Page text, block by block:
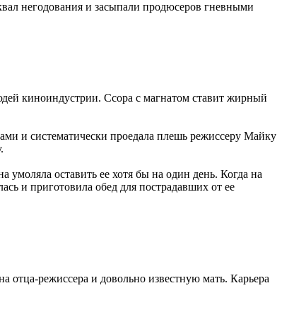
негодования и засыпали продюсеров гневными
киноиндустрии. Ссора с магнатом ставит жирный
и систематически проедала плешь режиссеру Майку
оставить ее хотя бы на один день. Когда на
и приготовила обед для пострадавших от ее
отца-режиссера и довольно известную мать. Карьера